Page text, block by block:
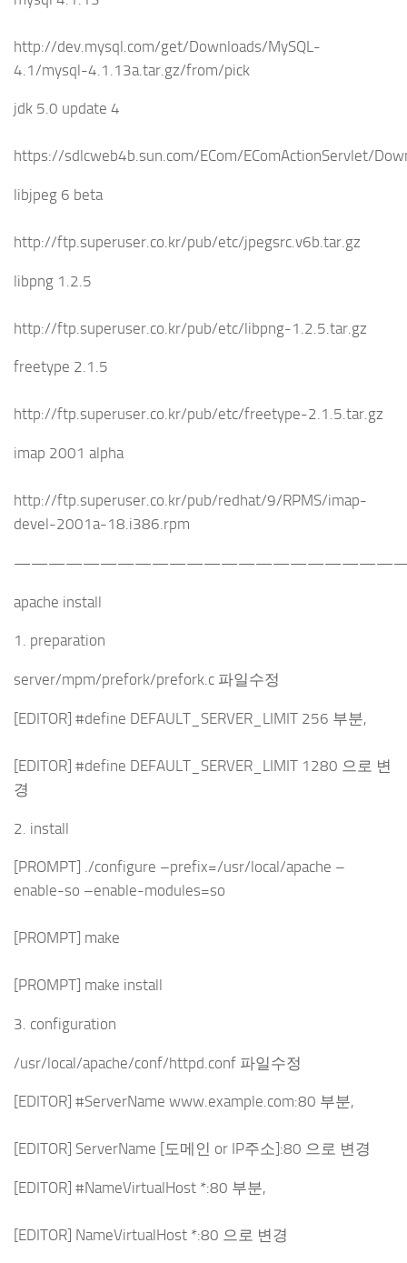
http://dev.mysql.com/get/Downloads/MySQL-
4.1/mysql-4.1.13a.tar.gz/from/pick
jdk 5.0 update 4
https://sdlcweb4b.sun.com/ECom/EComActionServlet/
libjpeg 6 beta
http://ftp.superuser.co.kr/pub/etc/jpegsrc.v6b.tar.gz
libpng 1.2.5
http://ftp.superuser.co.kr/pub/etc/libpng-1.2.5.tar.gz
freetype 2.1.5
http://ftp.superuser.co.kr/pub/etc/freetype-2.1.5.tar.gz
imap 2001 alpha
http://ftp.superuser.co.kr/pub/redhat/9/RPMS/imap-
devel-2001a-18.i386.rpm
apache install
1. preparation
server/mpm/prefork/prefork.c 파일수정
[EDITOR] #define DEFAULT_SERVER_LIMIT 256 부분,
[EDITOR] #define DEFAULT_SERVER_LIMIT 1280 으로 변
경
2. install
[PROMPT] ./configure –prefix=/usr/local/apache –
enable-so –enable-modules=so
[PROMPT] make
[PROMPT] make install
3. configuration
/usr/local/apache/conf/httpd.conf 파일수정
[EDITOR] #ServerName www.example.com:80 부분,
[EDITOR] ServerName [도메인 or IP주소]:80 으로 변경
[EDITOR] #NameVirtualHost *:80 부분,
[EDITOR] NameVirtualHost *:80 으로 변경